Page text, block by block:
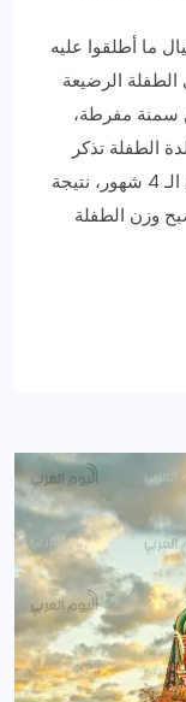
ما أطلقوا عليه
الرضيعة
الـ8 شهور، من سمنة مفرطة،
عن والدة الطفلة تذكر
أن ابنتها بدأت باكتساب الوزن من سن الـ 4 شهور، نتيجة
وزن الطفلة